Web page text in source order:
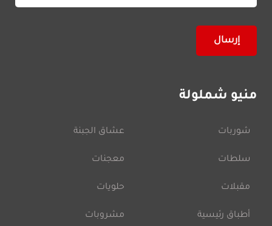
منيو شملولة
شوربات
سلطات
مقبلات
أطباق رئيسية
عشاق الجبنة
معجنات
حلويات
مشروبات